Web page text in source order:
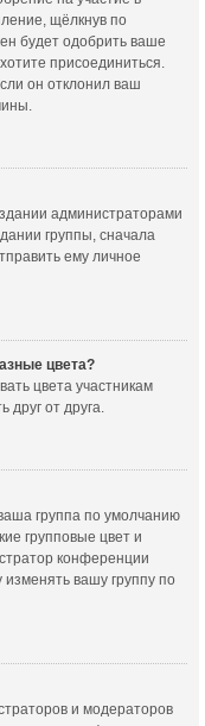
щёлкнув по
будет одобрить ваше
присоединиться.
он отклонил ваш
администраторами
группы, сначала
ему личное
цвета?
цвета участникам
от друга.
группа по умолчанию
групповые цвет и
конференции
вашу группу по
и модераторов